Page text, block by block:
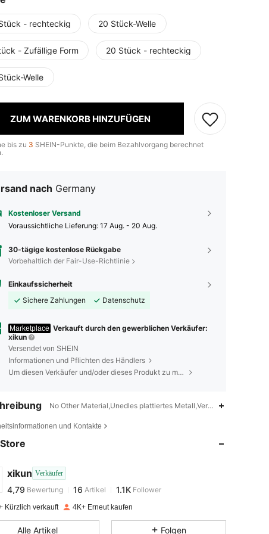
- rechteckig 20 Stück-Welle
- Zufällige Form 20 Stück - rechteckig
Welle
ZUM WARENKORB HINZUFÜGEN
bis zu 3 SHEIN-Punkte, die beim Bezahlvorgang berechnet
nach Germany
Kostenloser Versand
Voraussichtliche Lieferung: 17 Aug. - 20 Aug.
30-tägige kostenlose Rückgabe
Vorbehaltlich der Fair-Use-Richtlinie
Einkaufssicherheit
Sichere Zahlungen
Datenschutz
Marketplace Verkauft durch den gewerblichen Verkäufer:
xikun
Versendet von SHEIN
Informationen und Pflichten des Händlers
Um diesen Verkäufer und/oder dieses Produkt zu melden
No Other Material,Unedles plattiertes Metall,Verschiedenfarbig
und Kontakte
xikun Verkäufer
4,79
4,79 16 1.1K
b***1bezahltVor 1 Tag
4,79 16 1.1K
Kürzlich verkauft 4K+ Erneut kaufen
Alle Artikel Folgen